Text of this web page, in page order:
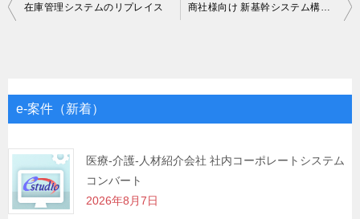
投
ゲ
シ
ョ
ン
在庫管理システムのリプレイス 商社様向け 新基幹システム構築PJ支援（Oracle Fusion Cloud ERP）
e-案件（新着）
医療-介護-人材紹介会社 社内コーポレートシステム
コンバート
2026年8月7日